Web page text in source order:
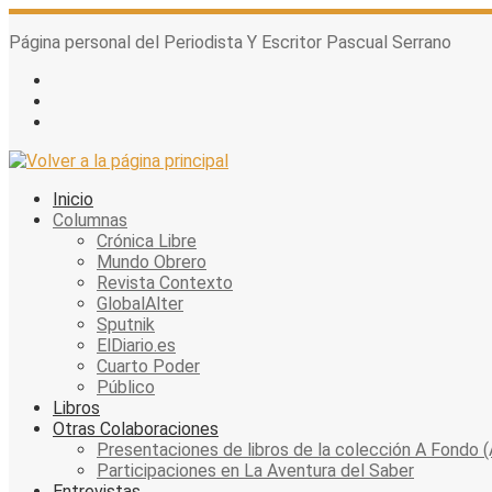
Skip
to
Página personal del Periodista Y Escritor Pascual Serrano
Inicio
Columnas
Crónica Libre
Mundo Obrero
Revista Contexto
GlobalAlter
Sputnik
ElDiario.es
Cuarto Poder
Público
Libros
Otras Colaboraciones
Presentaciones de libros de la colección A Fondo
Participaciones en La Aventura del Saber